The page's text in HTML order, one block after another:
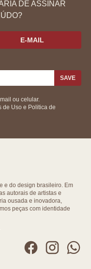
DE ASSINAR
E-MAIL
SAVE
ou celular.
de Uso e Politica de
e do design brasileiro. Em
autorais de artistas e
ousada e inovadora,
peças com identidade